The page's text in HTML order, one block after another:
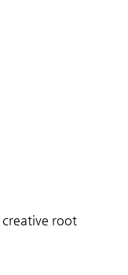
creative root